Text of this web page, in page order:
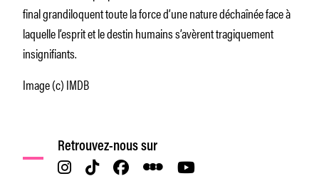
final grandiloquent toute la force d’une nature déchaînée face à
laquelle l’esprit et le destin humains s’avèrent tragiquement
insignifiants.
Image (c) IMDB
Retrouvez-nous sur